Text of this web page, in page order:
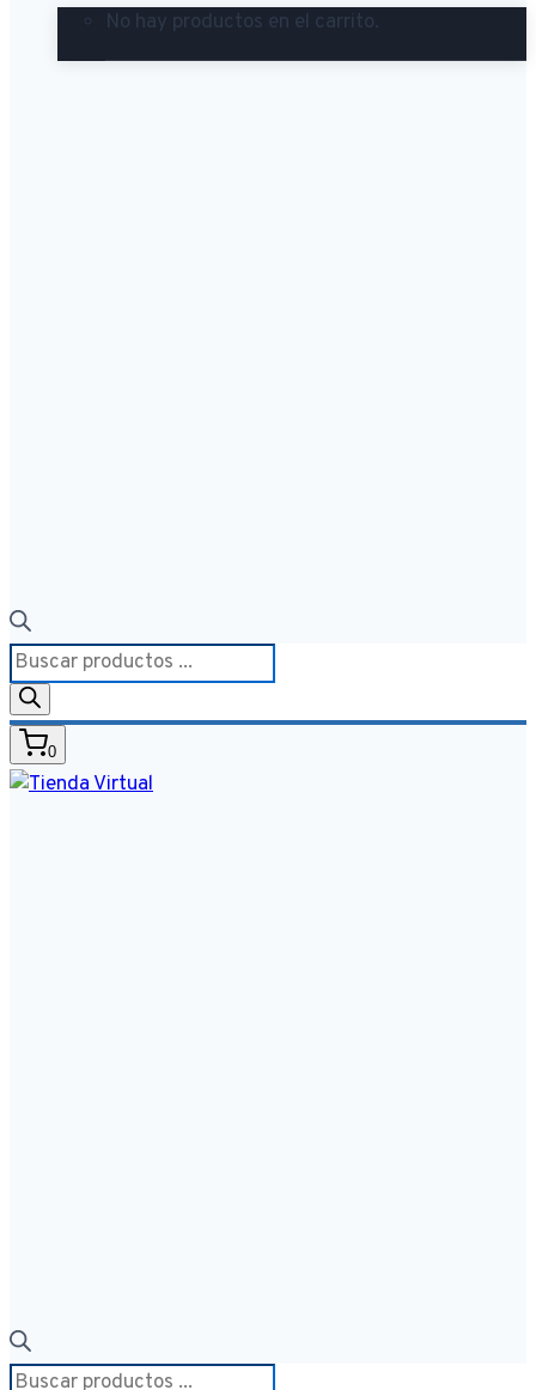
No hay productos en el carrito.
Búsqueda
de
productos
0
Búsqueda